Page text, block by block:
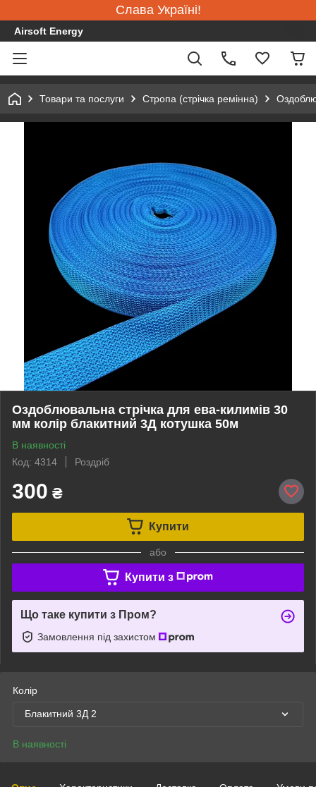
Слава Україні!
Airsoft Energy
Товари та послуги Стропа (стрічка ремінна)
Оздоблювальна стрічка для ева-килимів 30
мм колір блакитний 3Д котушка 50м
В наявності
Код: 4314
Роздріб
300 ₴
Купити
або
Купити з
Що таке купити з Пром?
Замовлення під захистом
Колір
Блакитний 3Д 2
В наявності